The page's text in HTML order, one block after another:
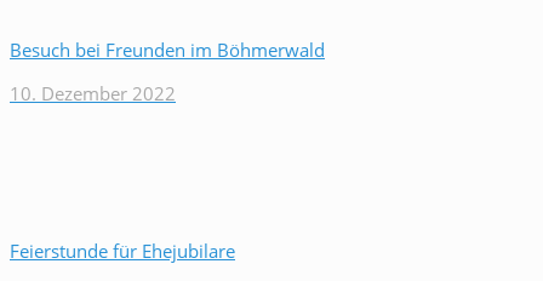
Besuch bei Freunden im Böhmerwald
10. Dezember 2022
Feierstunde für Ehejubilare